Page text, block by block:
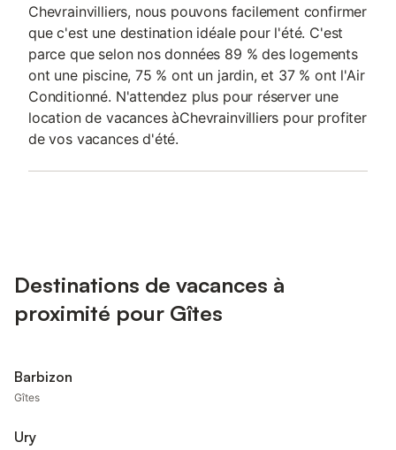
Chevrainvilliers, nous pouvons facilement confirmer
que c'est une destination idéale pour l'été. C'est
parce que selon nos données 89 % des logements
ont une piscine, 75 % ont un jardin, et 37 % ont l'Air
Conditionné. N'attendez plus pour réserver une
location de vacances àChevrainvilliers pour profiter
de vos vacances d'été.
Destinations de vacances à
proximité pour Gîtes
Barbizon
Gîtes
Ury